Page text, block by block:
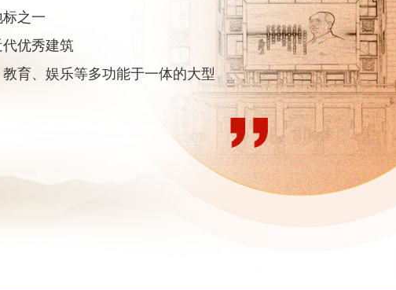
之一
优秀建筑
育、娱乐等多功能于一体的大型
会议、中外大型演出、各类大型
型项目的十个第一